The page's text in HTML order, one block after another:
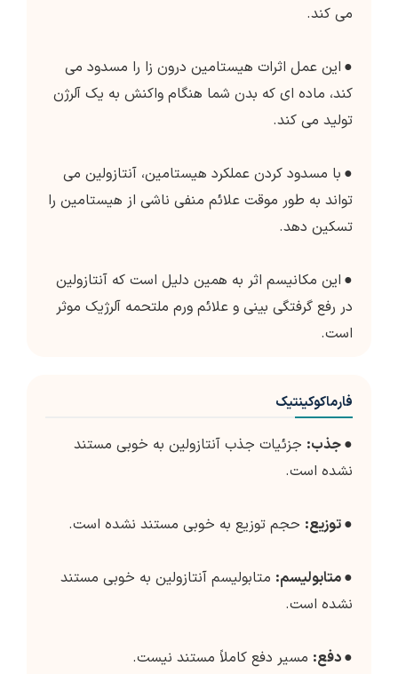
می کند.
● این عمل اثرات هیستامین درون زا را مسدود می
کند، ماده ای که بدن شما هنگام واکنش به یک آلرژن
تولید می کند.
● با مسدود کردن عملکرد هیستامین، آنتازولین می
تواند به طور موقت علائم منفی ناشی از هیستامین را
تسکین دهد.
● این مکانیسم اثر به همین دلیل است که آنتازولین
در رفع گرفتگی بینی و علائم ورم ملتحمه آلرژیک موثر
است.
فارماکوکینتیک
●جذب: جزئیات جذب آنتازولین به خوبی مستند
نشده است.
●توزیع: حجم توزیع به خوبی مستند نشده است.
●متابولیسم: متابولیسم آنتازولین به خوبی مستند
نشده است.
●دفع: مسیر دفع کاملاً مستند نیست.